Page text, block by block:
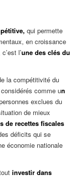
qui permette
en croissance
l’une des clés du
la compétitivité du
comme un
exclues du
de mieux
de recettes fiscales
déficits qui se
économie nationale
investir dans